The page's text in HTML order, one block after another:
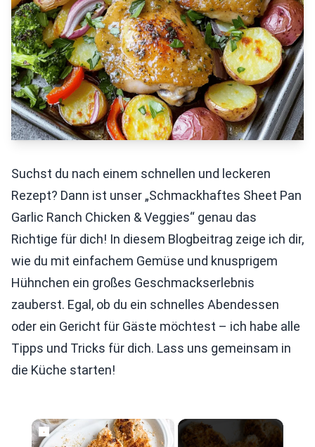
Suchst du nach einem schnellen und leckeren
Rezept? Dann ist unser „Schmackhaftes Sheet Pan
Garlic Ranch Chicken & Veggies“ genau das
Richtige für dich! In diesem Blogbeitrag zeige ich dir,
wie du mit einfachem Gemüse und knusprigem
Hühnchen ein großes Geschmackserlebnis
zauberst. Egal, ob du ein schnelles Abendessen
oder ein Gericht für Gäste möchtest – ich habe alle
Tipps und Tricks für dich. Lass uns gemeinsam in
die Küche starten!
×